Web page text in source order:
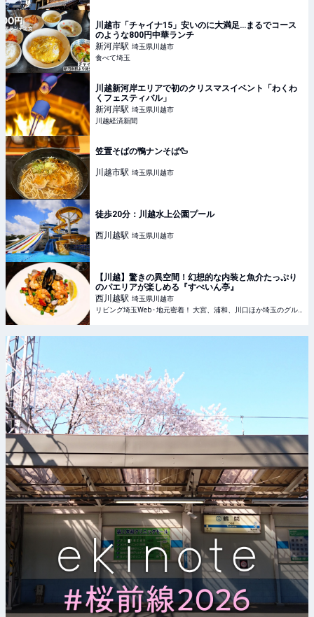
川越市「チャイナ15」安いのに大満足…まるでコース
のような800円中華ランチ
新河岸駅 埼玉県川越市
食べて埼玉
川越新河岸エリアで初のクリスマスイベント「わくわ
くフェスティバル」
新河岸駅 埼玉県川越市
川越経済新聞
笠置そばの鴨ナンそば🦆
川越市駅 埼玉県川越市
徒歩20分：川越水上公園プール
西川越駅 埼玉県川越市
【川越】驚きの異空間！幻想的な内装と魚介たっぷり
のパエリアが楽しめる『すぺいん亭』
西川越駅 埼玉県川越市